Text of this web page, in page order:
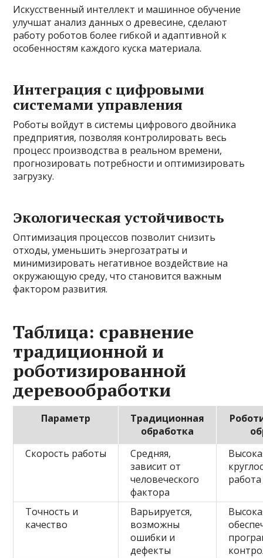
Искусственный интеллект и машинное обучение
улучшат анализ данных о древесине, сделают
работу роботов более гибкой и адаптивной к
особенностям каждого куска материала.
Интеграция с цифровыми
системами управления
Роботы войдут в системы цифрового двойника
предприятия, позволяя контролировать весь
процесс производства в реальном времени,
прогнозировать потребности и оптимизировать
загрузку.
Экологическая устойчивость
Оптимизация процессов позволит снизить
отходы, уменьшить энергозатраты и
минимизировать негативное воздействие на
окружающую среду, что становится важным
фактором развития.
Таблица: сравнение
традиционной и
роботизированной
деревообработки
Параметр
Традиционная
обработка
Скорость работы
Средняя,
зависит от
человеческого
фактора
работа
Точность и
качество
Варьируется,
возможны
ошибки и
дефекты